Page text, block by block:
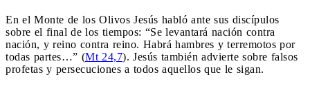
En el Monte de los Olivos Jesús habló ante sus discípulos
sobre el final de los tiempos: “Se levantará nación contra
nación, y reino contra reino. Habrá hambres y terremotos por
todas partes…” (Mt 24,7). Jesús también advierte sobre falsos
profetas y persecuciones a todos aquellos que le sigan.